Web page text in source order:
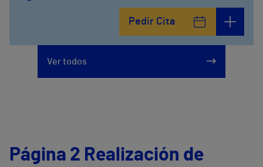
Pedir Cita
Ver todos
Página 2 Realización de